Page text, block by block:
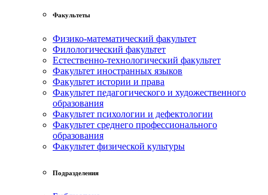
Факультеты
Физико-математический факультет
Филологический факультет
Естественно-технологический факультет
Факультет иностранных языков
Факультет истории и права
Факультет педагогического и художественного
образования
Факультет психологии и дефектологии
Факультет среднего профессионального
образования
Факультет физической культуры
Подразделения